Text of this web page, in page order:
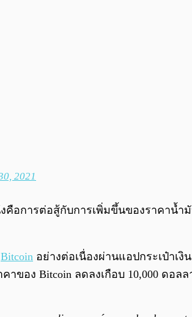
2021
อการต่อสู้กับการเพิ่มขึ้นของราคาน้
Bitcoin อย่างต่อเนื่องผ่านแอปกระเป๋าเงิน
าของ Bitcoin ลดลงเกือบ 10,000 ดอ